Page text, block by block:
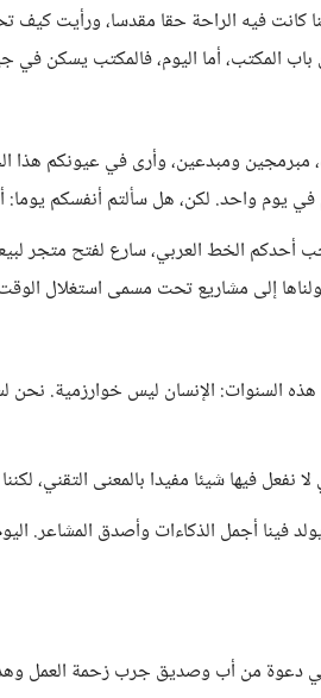
فيه الراحة حقا مقدسا، ورأيت كيف
باب المكتب، أما اليوم، فالمكتب يسكن
ومبدعين، وأرى في عيونكم هذا
في يوم واحد. لكن، هل سألتم أنفسكم يوما:
أحب أحدكم الخط العربي، سارع لفتح متجر
إلى مشاريع تحت مسمى استغلال
السنوات: الإنسان ليس خوارزمية. نحن
فيها شيئا مفيدا بالمعنى التقني،
فينا أجمل الذكاءات وأصدق المشاعر.
من أب وصديق جرب زحمة العمل وهدوء